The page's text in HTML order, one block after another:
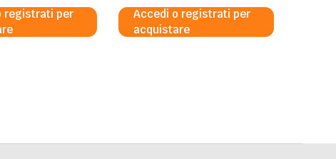
registrati per
Accedi o registrati per
acquistare